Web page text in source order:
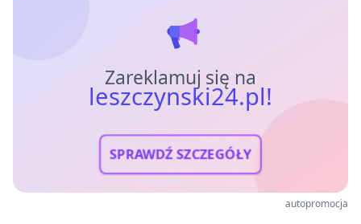
Zareklamuj się na
leszczynski24.pl!
SPRAWDŹ SZCZEGÓŁY
autopromocja